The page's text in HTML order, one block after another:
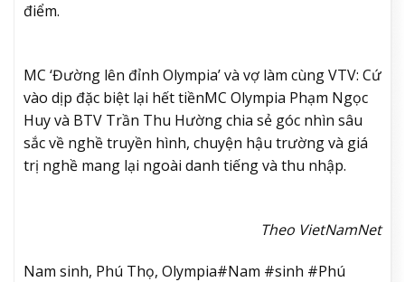
điểm.
MC ‘Đường lên đỉnh Olympia’ và vợ làm cùng VTV: Cứ
vào dịp đặc biệt lại hết tiềnMC Olympia Phạm Ngọc
Huy và BTV Trần Thu Hường chia sẻ góc nhìn sâu
sắc về nghề truyền hình, chuyện hậu trường và giá
trị nghề mang lại ngoài danh tiếng và thu nhập.
Theo VietNamNet
Nam sinh, Phú Thọ, Olympia#Nam #sinh #Phú